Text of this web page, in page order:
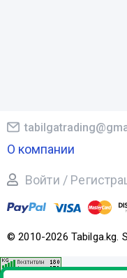
© 2010-2026 Tabilga.kg.
О компании
Войти /